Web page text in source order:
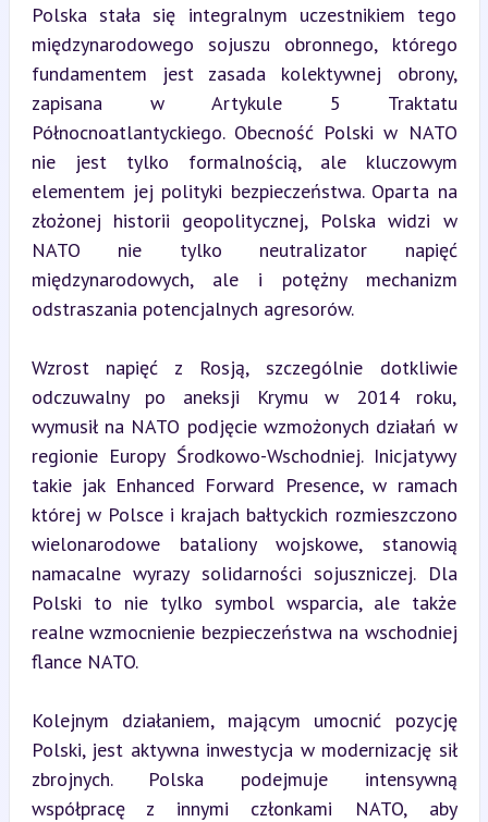
Polska stała się integralnym uczestnikiem tego
międzynarodowego sojuszu obronnego, którego
fundamentem jest zasada kolektywnej obrony,
zapisana w Artykule 5 Traktatu
Północnoatlantyckiego. Obecność Polski w NATO
nie jest tylko formalnością, ale kluczowym
elementem jej polityki bezpieczeństwa. Oparta na
złożonej historii geopolitycznej, Polska widzi w
NATO nie tylko neutralizator napięć
międzynarodowych, ale i potężny mechanizm
odstraszania potencjalnych agresorów.
Wzrost napięć z Rosją, szczególnie dotkliwie
odczuwalny po aneksji Krymu w 2014 roku,
wymusił na NATO podjęcie wzmożonych działań w
regionie Europy Środkowo-Wschodniej. Inicjatywy
takie jak Enhanced Forward Presence, w ramach
której w Polsce i krajach bałtyckich rozmieszczono
wielonarodowe bataliony wojskowe, stanowią
namacalne wyrazy solidarności sojuszniczej. Dla
Polski to nie tylko symbol wsparcia, ale także
realne wzmocnienie bezpieczeństwa na wschodniej
flance NATO.
Kolejnym działaniem, mającym umocnić pozycję
Polski, jest aktywna inwestycja w modernizację sił
zbrojnych. Polska podejmuje intensywną
współpracę z innymi członkami NATO, aby